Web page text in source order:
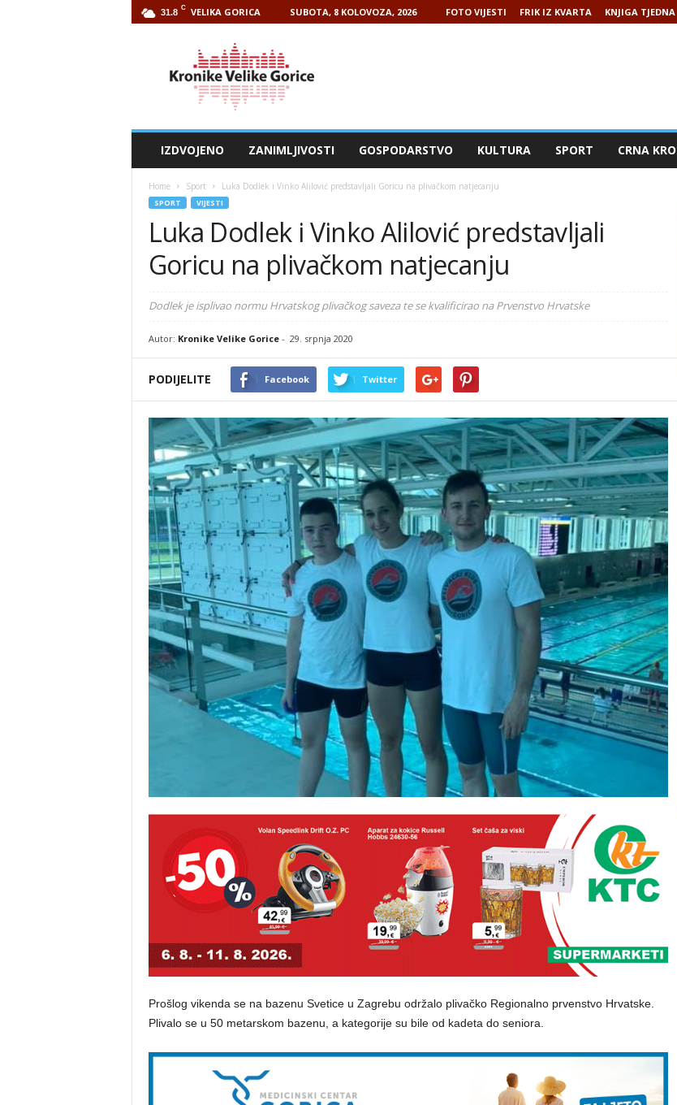
31.8 C VELIKA GORICA SUBOTA, 8 KOLOVOZA, 2026 FOTO VIJESTI FRIK IZ KVARTA KNJIGA TJEDNA
IZDVOJENO ZANIMLJIVOSTI GOSPODARSTVO KULTURA SPORT CRNA
Home Sport Luka Dodlek i Vinko Alilović predstavljali Goricu na plivačkom natjecanju
SPORT VIJESTI
Luka Dodlek i Vinko Alilović predstavljali
Goricu na plivačkom natjecanju
Dodlek je isplivao normu Hrvatskog plivačkog saveza te se kvalificirao na Prvenstvo Hrvatske
Autor: Kronike Velike Gorice- 29. srpnja 2020
PODIJELITE Facebook Twitter
Prošlog vikenda se na bazenu Svetice u Zagrebu održalo plivačko Regionalno prvenstvo Hrvatske.
Plivalo se u 50 metarskom bazenu, a kategorije su bile od kadeta do seniora.